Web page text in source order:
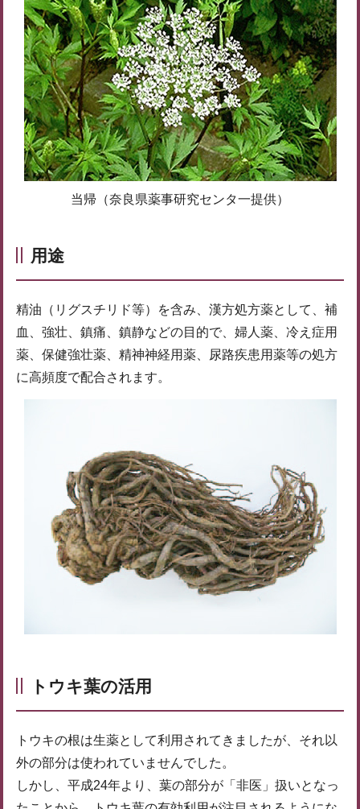
当帰（奈良県薬事研究センタ一提供）
用途
精油（リグスチリド等）を含み、漢方処方薬として、補
血、強壮、鎮痛、鎮静などの目的で、婦人薬、冷え症用
薬、保健強壮薬、精神神経用薬、尿路疾患用薬等の処方
に高頻度で配合されます。
​​トウキ葉の活用
トウキの根は生薬として利用されてきましたが、それ以
外の部分は使われていませんでした。
しかし、平成24年より、葉の部分が「非医」扱いとなっ